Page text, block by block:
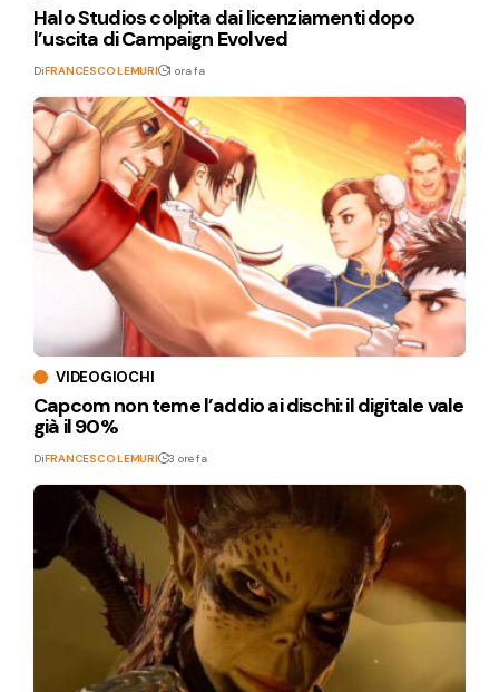
Halo Studios colpita dai licenziamenti dopo
l’uscita di Campaign Evolved
DiFRANCESCO LEMURI 1 ora fa
VIDEOGIOCHI
Capcom non teme l’addio ai dischi: il digitale vale
già il 90%
DiFRANCESCO LEMURI 3 ore fa